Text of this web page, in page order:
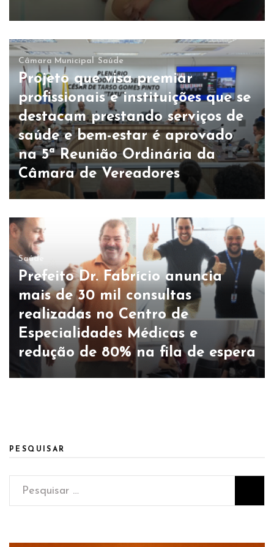
Câmara Municipal Saúde
Projeto que visa premiar
profissionais e instituições que se
destacam prestando serviços de
saúde e bem-estar é aprovado
na 5ª Reunião Ordinária da
Câmara de Vereadores
Saúde
Prefeito Dr. Fabrício anuncia
mais de 30 mil consultas
realizadas no Centro de
Especialidades Médicas e
redução de 80% na fila de espera
PESQUISAR
Pesquisar
por: